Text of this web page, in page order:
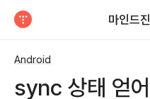
마인드
Android
sync 상태 얻